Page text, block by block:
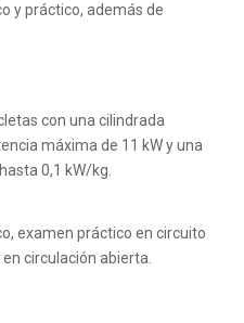
y práctico, además de
con una cilindrada
máxima de 11 kW y una
0,1 kW/kg.
examen práctico en circuito
circulación abierta.